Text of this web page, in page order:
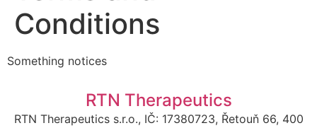
Conditions
Something notices
RTN Therapeutics
RTN Therapeutics s.r.o., IČ: 17380723, Řetouň 66, 400